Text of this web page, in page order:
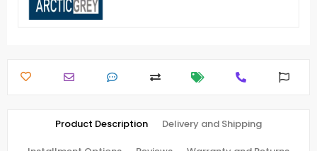
Product Description Delivery and Shipping